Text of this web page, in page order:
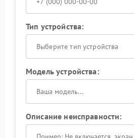
Тип устройства:
Выберите тип устройства
Модель устройства:
Описание неисправности: